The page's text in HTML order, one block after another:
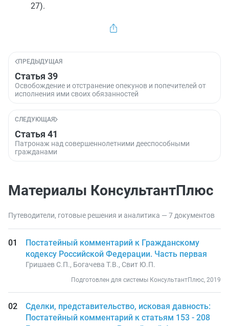
27).
ПРЕДЫДУЩАЯ
Статья 39
Освобождение и отстранение опекунов и попечителей от
исполнения ими своих обязанностей
СЛЕДУЮЩАЯ
Статья 41
Патронаж над совершеннолетними дееспособными
гражданами
Материалы КонсультантПлюс
Путеводители, готовые решения и аналитика — 7 документов
Постатейный комментарий к Гражданскому
кодексу Российской Федерации. Часть первая
Гришаев С.П., Богачева Т.В., Свит Ю.П.
Подготовлен для системы КонсультантПлюс, 2019
Сделки, представительство, исковая давность:
Постатейный комментарий к статьям 153 - 208